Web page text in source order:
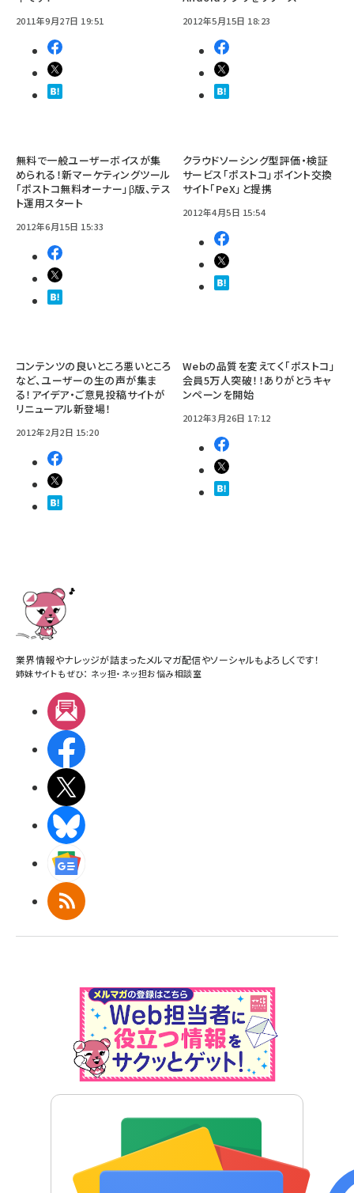
2011年9月27日 19:51 2012年5月15日 18:23
無料で一般ユーザーボイスが集
められる！新マーケティングツール
「ポストコ無料オーナー」β版、テス
ト運用スタート
2012年6月15日 15:33
クラウドソーシング型評価・検証
サービス「ポストコ」ポイント交換
サイト「PeX」と提携
2012年4月5日 15:54
コンテンツの良いところ悪いところ
など、ユーザーの生の声が集ま
る！アイデア・ご意見投稿サイトが
リニューアル新登場！
2012年2月2日 15:20
Webの品質を変えてく「ポストコ」
会員5万人突破！！ありがとうキャ
ンペーンを開始
2012年3月26日 17:12
業界情報やナレッジが詰まったメルマガ配信やソーシャルもよろしくです！
姉妹サイトもぜひ： ネッ担・ ネッ担お悩み相談室
RSS